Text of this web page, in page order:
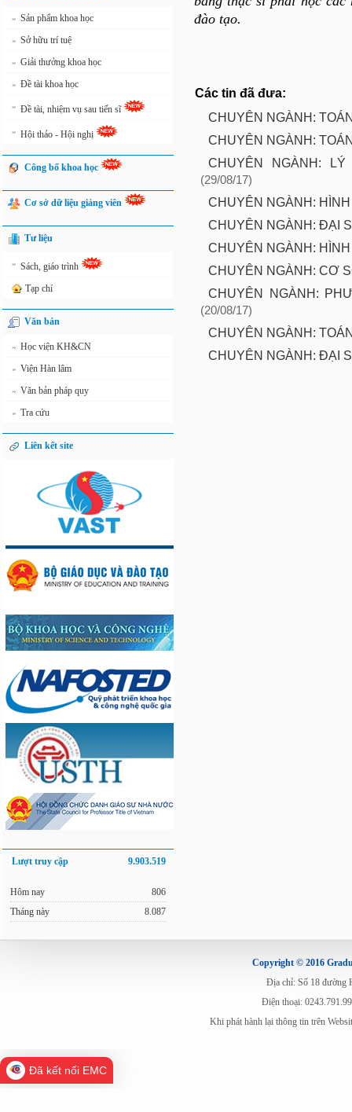
» Sản phẩm khoa học
» Sở hữu trí tuệ
» Giải thưởng khoa học
» Đề tài khoa học
» Đề tài, nhiệm vụ sau tiến sĩ
» Hội thảo - Hội nghị
Công bố khoa học
Cơ sở dữ liệu giảng viên
Tư liệu
» Sách, giáo trình
Tạp chí
Văn bản
» Học viện KH&CN
» Viện Hàn lâm
» Văn bản pháp quy
» Tra cứu
Liên kết site
Lượt truy cập 9.903.519
Hôm nay
Tháng này
806
8.087
đào tạo.
Các tin đã đưa:
CHUYÊN NGÀNH:
CHUYÊN NGÀNH:
CHUYÊN NGÀNH:
(29/08/17)
CHUYÊN NGÀNH:
CHUYÊN NGÀNH: ĐẠI
CHUYÊN NGÀNH:
CHUYÊN NGÀNH: CƠ
CHUYÊN NGÀNH:
(20/08/17)
CHUYÊN NGÀNH:
CHUYÊN NGÀNH: ĐẠI
Copyright © 2016
Địa chỉ: Số 18 đường
Điện thoại:
Khi phát hành lại thông tin trên
Đã kết nối EMC